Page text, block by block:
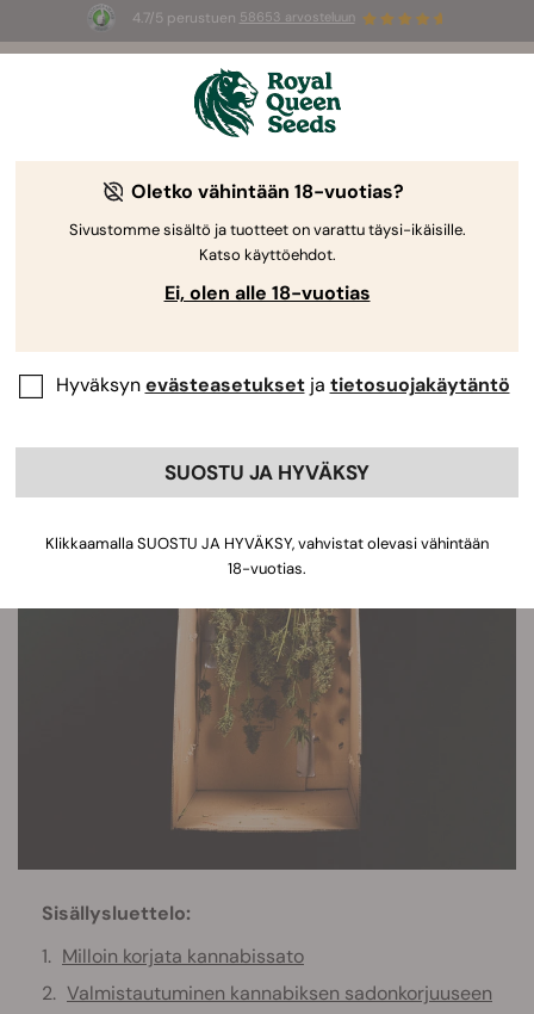
4.7/5 perustuen 58653 arvosteluun
Summer Sales: jopa –50 %
valikoiduista tuotteista! ⏤
Kannabiksen kasvatusopas Royal Queen Seedsiltä
Kasvatusopas Aihehaku
oikein
Sisällysluettelo:
Milloin korjata kannabissato
Valmistautuminen kannabiksen sadonkorjuuseen
Oletko vähintään 18-vuotias?
Sivustomme sisältö ja tuotteet on varattu täysi-ikäisille.
Katso käyttöehdot.
Ei, olen alle 18-vuotias
Hyväksynevästeasetuksetja tietosuojakäytäntö
SUOSTU JA HYVÄKSY
Klikkaamalla SUOSTU JA HYVÄKSY, vahvistat olevasi vähintään
18-vuotias.